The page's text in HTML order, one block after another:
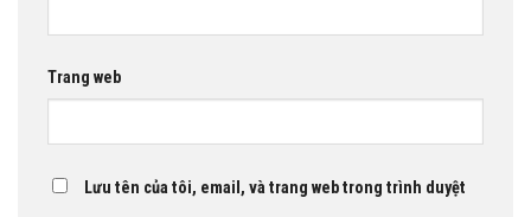
Trang web
Lưu tên của tôi, email, và trang web trong trình duyệt